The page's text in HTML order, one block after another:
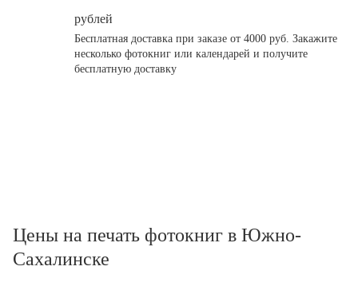
рублей
Бесплатная доставка при заказе от 4000 руб. Закажите
несколько фотокниг или календарей и получите
бесплатную доставку
Цены на печать фотокниг в Южно-
Сахалинске